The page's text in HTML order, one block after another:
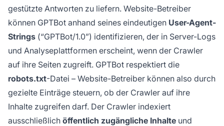
gestützte Antworten zu liefern. Website-Betreiber
können GPTBot anhand seines eindeutigen User-Agent-
Strings (“GPTBot/1.0”) identifizieren, der in Server-Logs
und Analyseplattformen erscheint, wenn der Crawler
auf ihre Seiten zugreift. GPTBot respektiert die
robots.txt-Datei – Website-Betreiber können also durch
gezielte Einträge steuern, ob der Crawler auf ihre
Inhalte zugreifen darf. Der Crawler indexiert
ausschließlich öffentlich zugängliche Inhalte und